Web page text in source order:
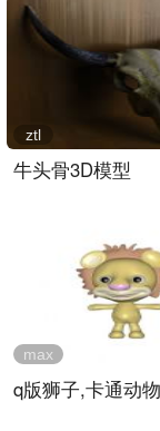
牛头骨3D模型
ztl
max